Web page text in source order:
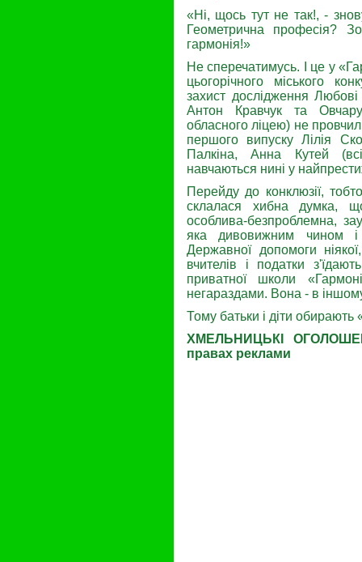
«Ні, щось тут не так!, -
Геометрична професія?
гармонія!»
Не сперечатимусь. І це у
цьогорічного міського
захист дослідження
Антон Кравчук та
обласного ліцею) не
першого випуску Лілія
Палкіна, Анна Кутей
навчаються нині у
Перейду до конклюзії,
склалася хибна думка,
особлива-безпроблемна,
яка дивовижним чином і
Державної допомоги
вчителів і податки
приватної школи
негараздами. Вона - в
Тому батьки і діти
ХМЕЛЬНИЦЬКІ
правах реклами